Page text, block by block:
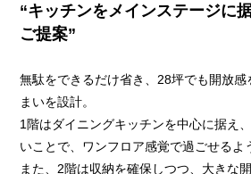
“キッチンをメインステージに
ご提案”
無駄をできるだけ省き、28坪でも開放
まいを設計。
1階はダイニングキッチンを中心に据え
いことで、ワンフロア感覚で過ごせるよ
また、2階は収納を確保しつつ、大きな